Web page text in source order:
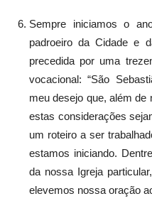
Sempre iniciamos o
padroeiro da Cidade e
precedida por uma
vocacional: “São
meu desejo que, além de
estas considerações
um roteiro a ser
estamos iniciando.
da nossa Igreja
elevemos nossa oração